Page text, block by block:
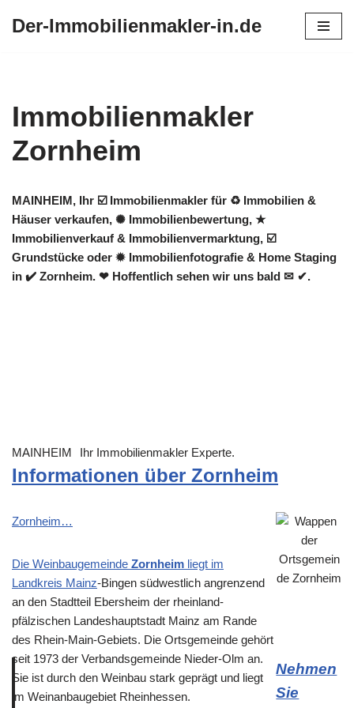
Der-Immobilienmakler-in.de
Immobilienmakler
Zornheim
MAINHEIM, Ihr ☑️ Immobilienmakler für ♻ Immobilien &
Häuser verkaufen, ✺ Immobilienbewertung, ★
Immobilienverkauf & Immobilienvermarktung, ☑️
Grundstücke oder ✹ Immobilienfotografie & Home Staging
in ✔️ Zornheim. ❤ Hoffentlich sehen wir uns bald ✉ ✔.
MAINHEIM Ihr Immobilienmakler Experte.
Informationen über Zornheim
Zornheim…
Die Weinbaugemeinde Zornheim liegt im
Landkreis Mainz-Bingen südwestlich angrenzend
an den Stadtteil Ebersheim der rheinland-
pfälzischen Landeshauptstadt Mainz am Rande
des Rhein-Main-Gebiets. Die Ortsgemeinde gehört
seit 1973 der Verbandsgemeinde Nieder-Olm an.
Sie ist durch den Weinbau stark geprägt und liegt
im Weinanbaugebiet Rheinhessen.
Nehmen
Sie